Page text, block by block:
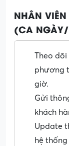
NHÂN
(CA
Theo
phương
giờ.
Gửi
khách
Update
hệ